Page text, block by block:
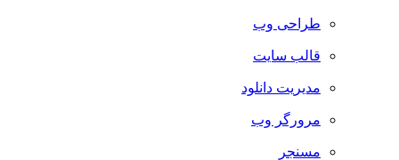
طراحی وب
قالب سایت
مدیریت دانلود
مرورگر وب
مسنجر